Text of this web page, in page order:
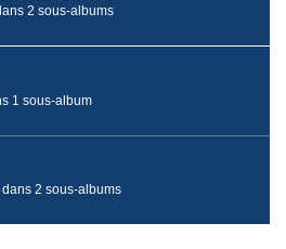
2 sous-albums
1 sous-album
2 sous-albums